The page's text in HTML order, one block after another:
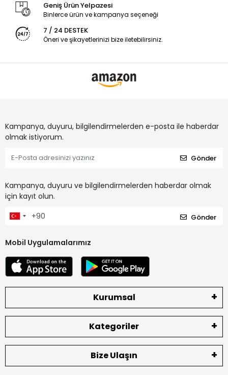
Geniş Ürün Yelpazesi
Binlerce ürün ve kampanya seçeneği
7 / 24 DESTEK
Öneri ve şikayetlerinizi bize iletebilirsiniz.
Kampanya, duyuru, bilgilendirmelerden e-posta ile haberdar
olmak istiyorum.
Gönder
Kampanya, duyuru ve bilgilendirmelerden haberdar olmak
için kayıt olun.
Gönder
Mobil Uygulamalarımız
Kurumsal
Kategoriler
Bize Ulaşın